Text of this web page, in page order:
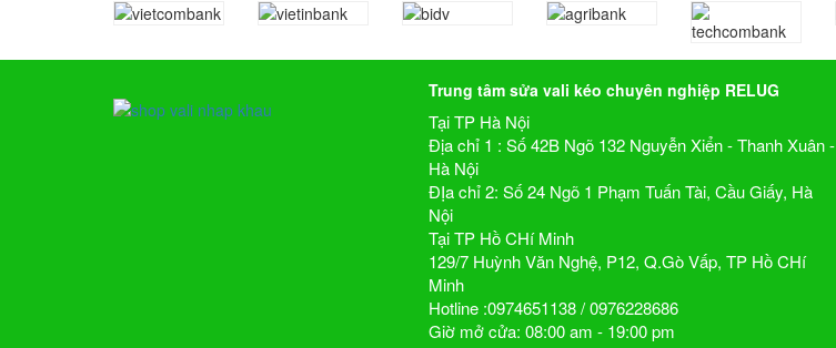
Trung tâm sửa vali kéo chuyên nghiệp RELUG
Tại TP Hà Nội
Địa chỉ 1 : Số 42B Ngõ 132 Nguyễn Xiển - Thanh Xuân -
Hà Nội
ĐỊa chỉ 2: Số 24 Ngõ 1 Phạm Tuấn Tài, Cầu Giấy, Hà
Nội
Tại TP Hồ CHí Minh
129/7 Huỳnh Văn Nghệ, P12, Q.Gò Vấp, TP Hồ CHí
Minh
Hotline :0974651138 / 0976228686
Giờ mở cửa: 08:00 am - 19:00 pm